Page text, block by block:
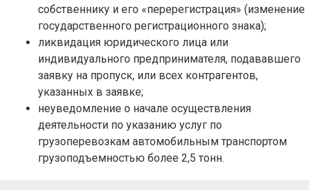
собственнику и его «перерегистрация» (изменение
государственного регистрационного знака);
ликвидация юридического лица или
индивидуального предпринимателя, подававшего
заявку на пропуск, или всех контрагентов,
указанных в заявке;
неуведомление о начале осуществления
деятельности по указанию услуг по
грузоперевозкам автомобильным транспортом
грузоподъемностью более 2,5 тонн.